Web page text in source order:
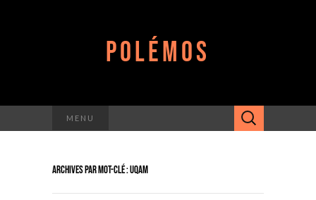
POLÉMOS
MENU Rechercher :
ARCHIVES PAR MOT-CLÉ : UQAM